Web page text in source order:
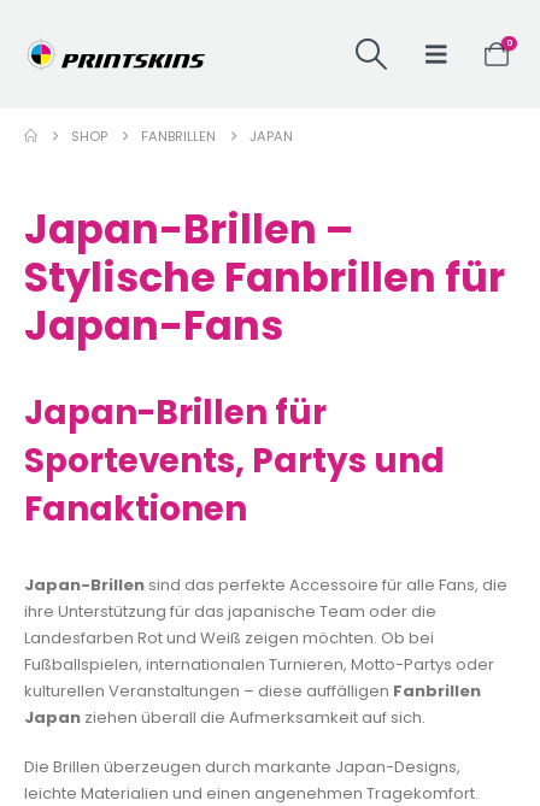
0
SHOP FANBRILLEN JAPAN
Japan-Brillen –
Stylische Fanbrillen für
Japan-Fans
Japan-Brillen für
Sportevents, Partys und
Fanaktionen
Japan-Brillen sind das perfekte Accessoire für alle Fans, die
ihre Unterstützung für das japanische Team oder die
Landesfarben Rot und Weiß zeigen möchten. Ob bei
Fußballspielen, internationalen Turnieren, Motto-Partys oder
kulturellen Veranstaltungen – diese auffälligen Fanbrillen
Japan ziehen überall die Aufmerksamkeit auf sich.
Die Brillen überzeugen durch markante Japan-Designs,
leichte Materialien und einen angenehmen Tragekomfort.